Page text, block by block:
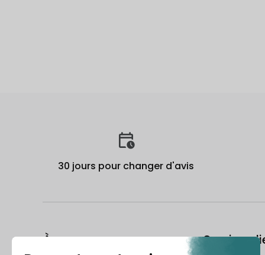
30 jours pour changer d'avis
À propos Service